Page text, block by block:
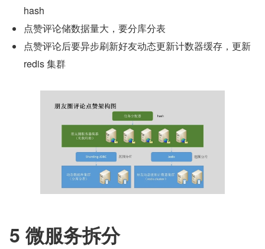
hash
点赞评论储数据量大，要分库分表
点赞评论后要异步刷新好友动态更新计数器缓存，更新
redis 集群
5 微服务拆分